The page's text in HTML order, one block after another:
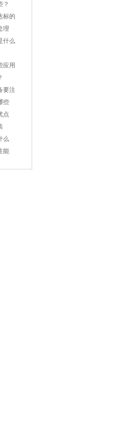
？
标的
理
什么
应用
要注
些
点
么
能